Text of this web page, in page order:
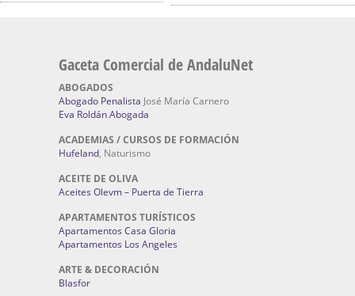
Gaceta Comercial de AndaluNet
ABOGADOS
Abogado Penalista José María Carnero
Eva Roldán Abogada
ACADEMIAS / CURSOS DE FORMACIÓN
Hufeland, Naturismo
ACEITE DE OLIVA
Aceites Olevm – Puerta de Tierra
APARTAMENTOS TURÍSTICOS
Apartamentos Casa Gloria
Apartamentos Los Angeles
ARTE & DECORACIÓN
Blasfor